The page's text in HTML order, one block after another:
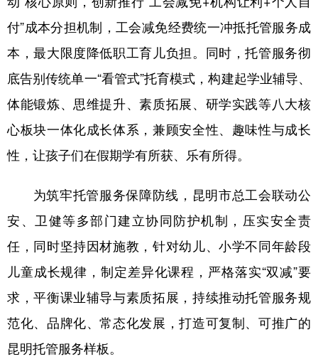
付”成本分担机制，工会减免经费统一冲抵托管服务成
本，最大限度降低职工育儿负担。同时，托管服务彻
底告别传统单一“看管式”托育模式，构建起学业辅导、
体能锻炼、思维提升、素质拓展、研学实践等八大核
心板块一体化成长体系，兼顾安全性、趣味性与成长
性，让孩子们在假期学有所获、乐有所得。
为筑牢托管服务保障防线，昆明市总工会联动公
安、卫健等多部门建立协同防护机制，压实安全责
任，同时坚持因材施教，针对幼儿、小学不同年龄段
儿童成长规律，制定差异化课程，严格落实“双减”要
求，平衡课业辅导与素质拓展，持续推动托管服务规
范化、品牌化、常态化发展，打造可复制、可推广的
昆明托管服务样板。